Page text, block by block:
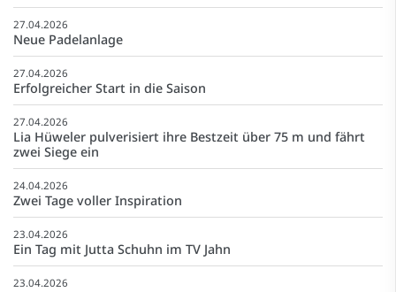
27.04.2026
Neue Padelanlage
27.04.2026
Erfolgreicher Start in die Saison
27.04.2026
Lia Hüweler pulverisiert ihre Bestzeit über 75 m und fährt
zwei Siege ein
24.04.2026
Zwei Tage voller Inspiration
23.04.2026
Ein Tag mit Jutta Schuhn im TV Jahn
23.04.2026